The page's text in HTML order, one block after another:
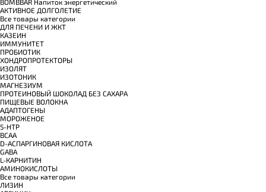
АКТИВНОЕ ДОЛГОЛЕТИЕ
Все товары категории
ДЛЯ ПЕЧЕНИ И ЖКТ
КАЗЕИН
ИММУНИТЕТ
ПРОБИОТИК
ХОНДРОПРОТЕКТОРЫ
ИЗОЛЯТ
ИЗОТОНИК
МАГНЕЗИУМ
ПРОТЕИНОВЫЙ ШОКОЛАД БЕЗ САХАРА
ПИЩЕВЫЕ ВОЛОКНА
АДАПТОГЕНЫ
МОРОЖЕНОЕ
5-HTP
BCAA
D-АСПАРГИНОВАЯ КИСЛОТА
GABA
L-КАРНИТИН
АМИНОКИСЛОТЫ
Все товары категории
ЛИЗИН